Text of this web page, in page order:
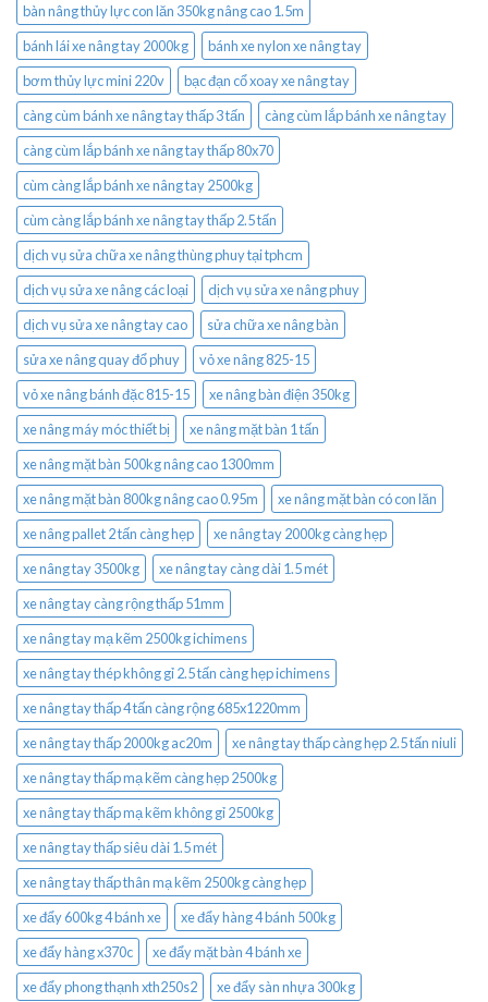
bàn nâng thủy lực con lăn 350kg nâng cao 1.5m
bánh lái xe nâng tay 2000kg
bánh xe nylon xe nâng tay
bơm thủy lực mini 220v
bạc đạn cổ xoay xe nâng tay
càng cùm bánh xe nâng tay thấp 3 tấn
càng cùm lắp bánh xe nâng tay
càng cùm lắp bánh xe nâng tay thấp 80x70
cùm càng lắp bánh xe nâng tay 2500kg
cùm càng lắp bánh xe nâng tay thấp 2.5 tấn
dịch vụ sửa chữa xe nâng thùng phuy tại tphcm
dịch vụ sửa xe nâng các loại
dịch vụ sửa xe nâng phuy
dịch vụ sửa xe nâng tay cao
sửa chữa xe nâng bàn
sửa xe nâng quay đổ phuy
vỏ xe nâng 825-15
vỏ xe nâng bánh đặc 815-15
xe nâng bàn điện 350kg
xe nâng máy móc thiết bị
xe nâng mặt bàn 1 tấn
xe nâng mặt bàn 500kg nâng cao 1300mm
xe nâng mặt bàn 800kg nâng cao 0.95m
xe nâng mặt bàn có con lăn
xe nâng pallet 2 tấn càng hẹp
xe nâng tay 2000kg càng hẹp
xe nâng tay 3500kg
xe nâng tay càng dài 1.5 mét
xe nâng tay càng rộng thấp 51mm
xe nâng tay mạ kẽm 2500kg ichimens
xe nâng tay thép không gỉ 2.5 tấn càng hẹp ichimens
xe nâng tay thấp 4 tấn càng rộng 685x1220mm
xe nâng tay thấp 2000kg ac20m
xe nâng tay thấp càng hẹp 2.5 tấn niuli
xe nâng tay thấp mạ kẽm càng hẹp 2500kg
xe nâng tay thấp mạ kẽm không gỉ 2500kg
xe nâng tay thấp siêu dài 1.5 mét
xe nâng tay thấp thân mạ kẽm 2500kg càng hẹp
xe đẩy 600kg 4 bánh xe
xe đẩy hàng 4 bánh 500kg
xe đẩy hàng x370c
xe đẩy mặt bàn 4 bánh xe
xe đẩy phong thạnh xth250s2
xe đẩy sàn nhựa 300kg